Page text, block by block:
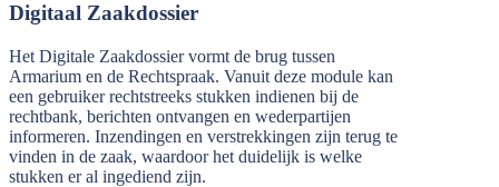
Digitaal Zaakdossier
Het Digitale Zaakdossier vormt de brug tussen
Armarium en de Rechtspraak. Vanuit deze module kan
een gebruiker rechtstreeks stukken indienen bij de
rechtbank, berichten ontvangen en wederpartijen
informeren. Inzendingen en verstrekkingen zijn terug te
vinden in de zaak, waardoor het duidelijk is welke
stukken er al ingediend zijn.